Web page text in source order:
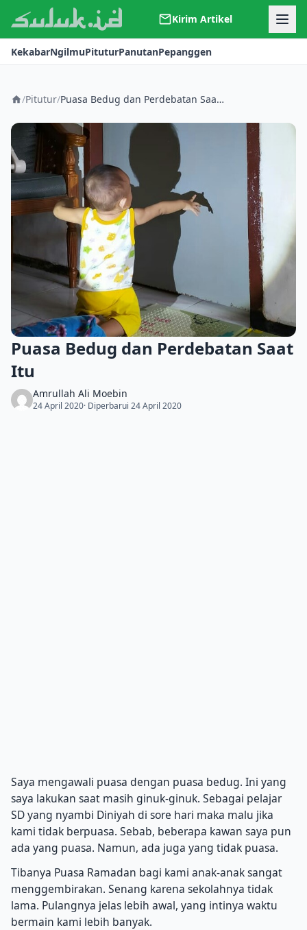
Kirim Artikel
Kerjasama
Kontak
KekabarNgilmuPituturPanutanPepanggen
/Pitutur/ Puasa Bedug dan Perdebatan Saat Itu
Puasa Bedug dan Perdebatan Saat
Itu
Amrullah Ali Moebin
24 April 2020· Diperbarui 24 April 2020
Saya mengawali puasa dengan puasa bedug. Ini yang
saya lakukan saat masih ginuk-ginuk. Sebagai pelajar
SD yang nyambi Diniyah di sore hari maka malu jika
kami tidak berpuasa. Sebab, beberapa kawan saya pun
ada yang puasa. Namun, ada juga yang tidak puasa.
Tibanya Puasa Ramadan bagi kami anak-anak sangat
menggembirakan. Senang karena sekolahnya tidak
lama. Pulangnya jelas lebih awal, yang intinya waktu
bermain kami lebih banyak.